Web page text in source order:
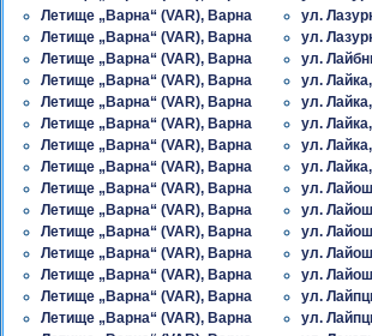
Летище „Варна“ (VAR), Варна
Летище „Варна“ (VAR), Варна
Летище „Варна“ (VAR), Варна
Летище „Варна“ (VAR), Варна
Летище „Варна“ (VAR), Варна
Летище „Варна“ (VAR), Варна
Летище „Варна“ (VAR), Варна
Летище „Варна“ (VAR), Варна
Летище „Варна“ (VAR), Варна
Летище „Варна“ (VAR), Варна
Летище „Варна“ (VAR), Варна
Летище „Варна“ (VAR), Варна
Летище „Варна“ (VAR), Варна
Летище „Варна“ (VAR), Варна
Летище „Варна“ (VAR), Варна
ул.
ул.
ул.
ул.
ул.
ул.
ул.
ул.
ул.
ул.
ул.
ул.
ул.
ул.
ул.